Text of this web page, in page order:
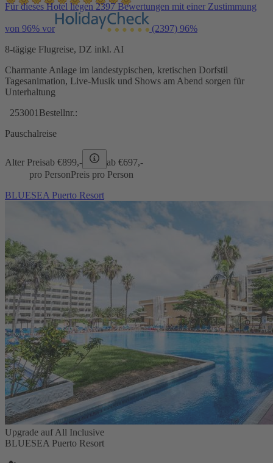
Für dieses Hotel liegen 2397 Bewertungen mit einer Zustimmung
von 96% vor (2397) 96%
8-tägige Flugreise, DZ inkl. AI
Charmante Anlage im landestypischen, kretischen Dorfstil
Tagesanimation, Live-Musik und Shows am Abend sorgen für
Unterhaltung
253001 Bestellnr.:
Pauschalreise
Alter Preisab €899,- ab €697,-
pro PersonPreis pro Person
BLUESEA Puerto Resort
Upgrade auf All Inclusive
BLUESEA Puerto Resort